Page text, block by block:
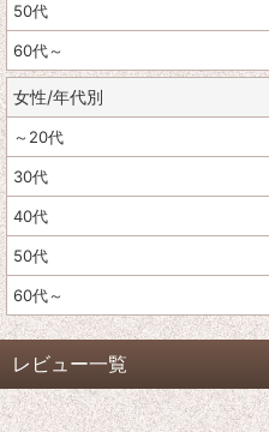
50代
60代～
女性/年代別
～20代
30代
40代
50代
60代～
レビュー一覧